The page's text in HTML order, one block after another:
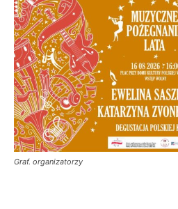
Graf. organizatorzy